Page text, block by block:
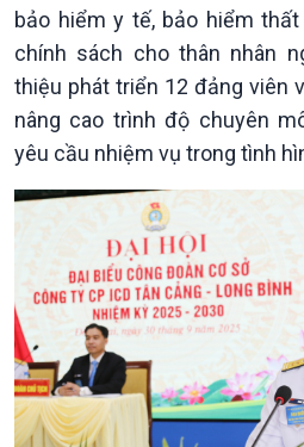
bảo hiểm y tế, bảo hiểm
chính sách cho thân nhân
thiệu phát triển 12 đảng viên
nâng cao trình độ chuyên
yêu cầu nhiệm vụ trong tình